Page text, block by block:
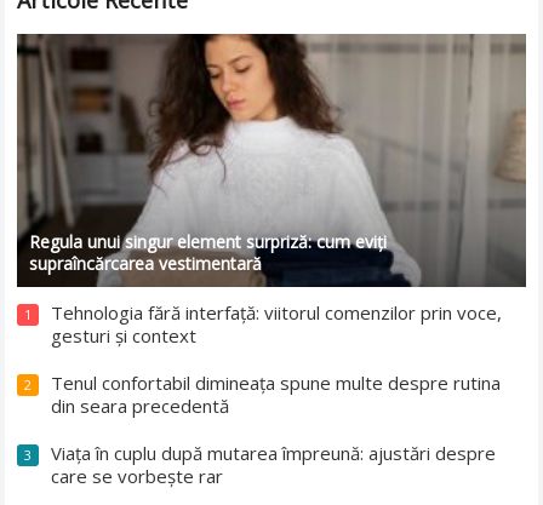
Regula unui singur element surpriză: cum eviți
supraîncărcarea vestimentară
1
Tehnologia fără interfață: viitorul comenzilor prin voce,
gesturi și context
2
Tenul confortabil dimineața spune multe despre rutina
din seara precedentă
3
Viața în cuplu după mutarea împreună: ajustări despre
care se vorbește rar